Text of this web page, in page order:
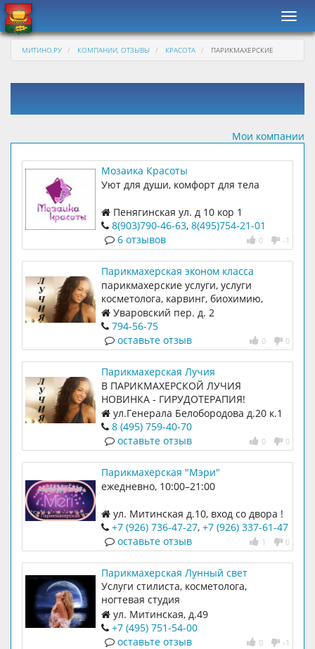
МИТИНО.РУ КОМПАНИИ, ОТЗЫВЫ КРАСОТА ПАРИКМАХЕРСКИЕ
Мои компании
Мозаика Красоты
Уют для души, комфорт для тела
Пенягинская ул. д 10 кор 1
8(903)790-46-63, 8(495)754-21-01
0 -1
6 отзывов
Парикмахерская эконом класса
парикмахерские услуги, услуги
косметолога, карвинг, биохимию,
ламинирование, биоламинирование,
илюмино
Уваровский пер. д. 2
794-56-75
0 0
оставьте отзыв
Парикмахерская Лучия
В ПАРИКМАХЕРСКОЙ ЛУЧИЯ
НОВИНКА - ГИРУДОТЕРАПИЯ!
ул.Генерала Белобородова д.20 к.1
8 (495) 759-40-70
0 0
оставьте отзыв
Парикмахерская "Мэри"
ежедневно, 10:00–21:00
ул. Митинская д.10, вход со двора !
+7 (926) 736-47-27, +7 (926) 337-61-47
1 0
оставьте отзыв
Парикмахерская Лунный свет
Услуги стилиста, косметолога,
ногтевая студия
ул. Митинская, д.49
+7 (495) 751-54-00
0 -1
оставьте отзыв